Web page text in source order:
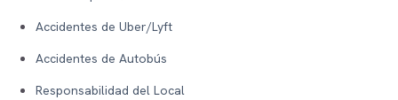
Accidentes de Uber/Lyft
Accidentes de Autobús
Responsabilidad del Local